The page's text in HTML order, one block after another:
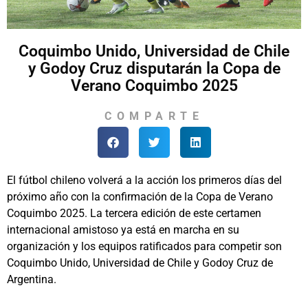
Coquimbo Unido, Universidad de Chile
y Godoy Cruz disputarán la Copa de
Verano Coquimbo 2025
COMPARTE
El fútbol chileno volverá a la acción los primeros días del
próximo año con la confirmación de la Copa de Verano
Coquimbo 2025. La tercera edición de este certamen
internacional amistoso ya está en marcha en su
organización y los equipos ratificados para competir son
Coquimbo Unido, Universidad de Chile y Godoy Cruz de
Argentina.